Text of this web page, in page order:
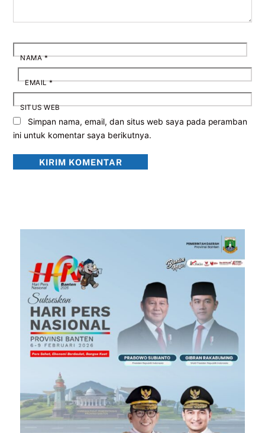
NAMA*
EMAIL*
SITUS WEB
Simpan nama, email, dan situs web saya pada peramban
ini untuk komentar saya berikutnya.